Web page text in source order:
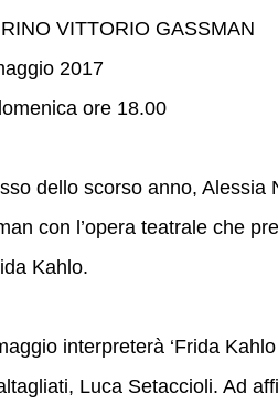
VITTORIO GASSMAN
2017
ore 18.00
dello scorso anno,
con l’opera teatrale che
Kahlo.
interpreterà ‘Frida
Luca Setaccioli. Ad